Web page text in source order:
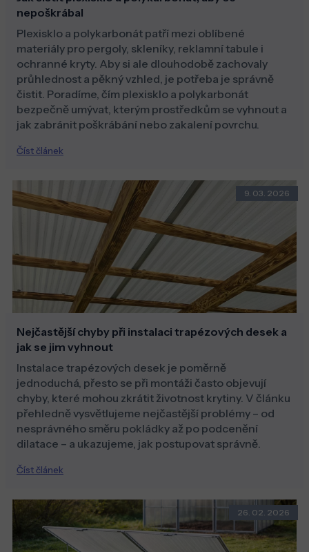
nepoškrábal
Plexisklo a polykarbonát patří mezi oblíbené
materiály pro pergoly, skleníky, reklamní tabule i
ochranné kryty. Aby si ale dlouhodobě zachovaly
průhlednost a pěkný vzhled, je potřeba je správně
čistit. Poradíme, čím plexisklo a polykarbonát
bezpečně umývat, kterým prostředkům se vyhnout a
jak zabránit poškrábání nebo zakalení povrchu.
Číst článek
9. 03. 2026
Nejčastější chyby při instalaci trapézových desek a
jak se jim vyhnout
Instalace trapézových desek je poměrně
jednoduchá, přesto se při montáži často objevují
chyby, které mohou zkrátit životnost krytiny. V článku
přehledně vysvětlujeme nejčastější problémy – od
nesprávného směru pokládky až po podcenění
dilatace – a ukazujeme, jak postupovat správně.
Číst článek
26. 02. 2026